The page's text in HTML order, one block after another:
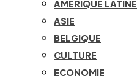
AMÉRIQUE LATINE
ASIE
BELGIQUE
CULTURE
ECONOMIE